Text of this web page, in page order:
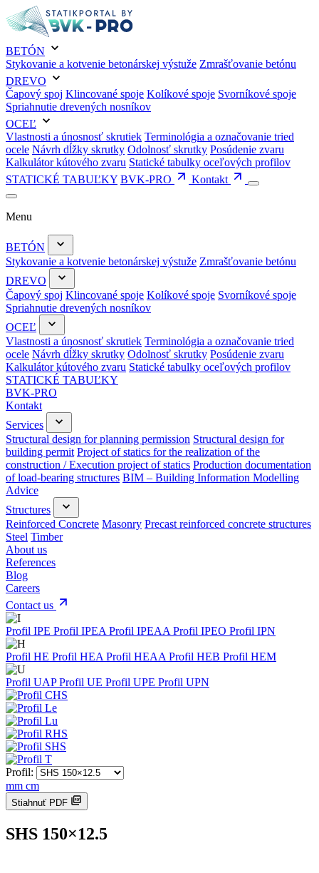
BETÓN
Stykovanie a kotvenie betonárskej výstuže Zmrašťovanie betónu
DREVO
Čapový spoj Klincované spoje Kolíkové spoje Svorníkové spoje
Spriahnutie drevených nosníkov
OCEĽ
Vlastnosti a únosnosť skrutiek Terminológia a označovanie tried
ocele Návrh dĺžky skrutky Odolnosť skrutky Posúdenie zvaru
Kalkulátor kútového zvaru Statické tabulky oceľových profilov
STATICKÉ TABUĽKY BVK-PRO Kontakt
Menu
BETÓN
Stykovanie a kotvenie betonárskej výstuže Zmrašťovanie betónu
DREVO
Čapový spoj Klincované spoje Kolíkové spoje Svorníkové spoje
Spriahnutie drevených nosníkov
OCEĽ
Vlastnosti a únosnosť skrutiek Terminológia a označovanie tried
ocele Návrh dĺžky skrutky Odolnosť skrutky Posúdenie zvaru
Kalkulátor kútového zvaru Statické tabulky oceľových profilov
STATICKÉ TABUĽKY
BVK-PRO
Kontakt
Services
Structural design for planning permission Structural design for
building permit Project of statics for the realization of the
construction / Execution project of statics Production documentation
of load-bearing structures BIM – Building Information Modelling
Advice
Structures
Reinforced Concrete Masonry Precast reinforced concrete structures
Steel Timber
About us
References
Blog
Careers
Contact us
Profil IPE Profil IPEA Profil IPEAA Profil IPEO Profil IPN
Profil HE Profil HEA Profil HEAA Profil HEB Profil HEM
Profil UAPProfil UE Profil UPE Profil UPN
Profil:
mm cm
Stiahnuť PDF
SHS 150×12.5